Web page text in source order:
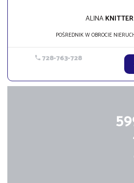
ALINAKNITTER
POŚREDNIK W OBROCIE
728-763-728